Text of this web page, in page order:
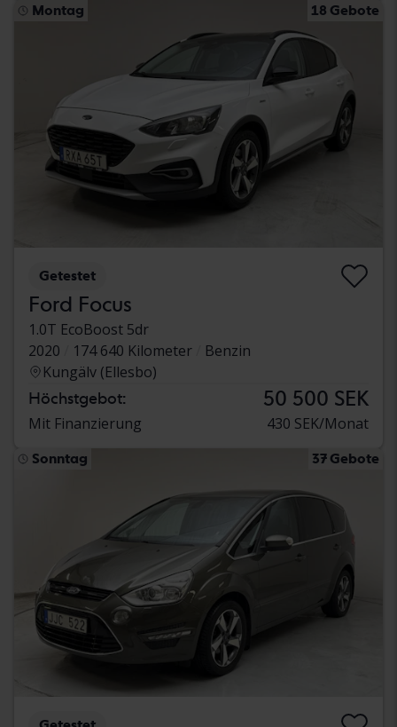
Montag 18 Gebote
Getestet
Ford Focus
1.0T EcoBoost 5dr
2020
174 640 Kilometer
Benzin
Kungälv (Ellesbo)
Höchstgebot: 50 500 SEK
Mit Finanzierung 430 SEK/Monat
Sonntag 37 Gebote